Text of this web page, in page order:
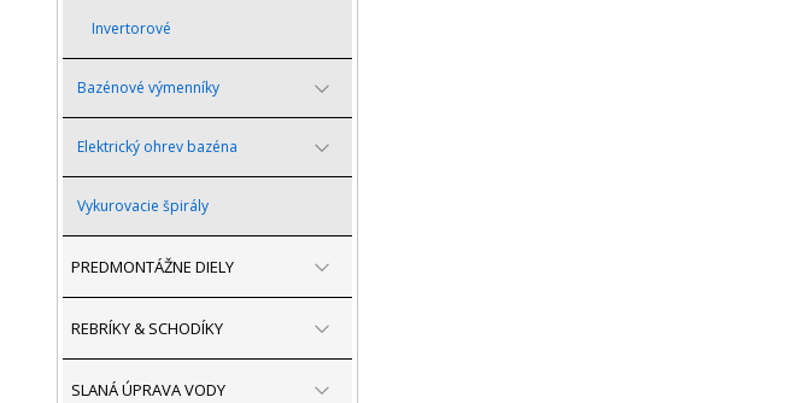
Invertorové
Bazénové výmenníky
Elektrický ohrev bazéna
Vykurovacie špirály
PREDMONTÁŽNE DIELY
REBRÍKY & SCHODÍKY
SLANÁ ÚPRAVA VODY